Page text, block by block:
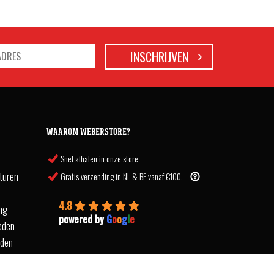
WAAROM WEBERSTORE?
Snel afhalen in onze store
Gratis verzending in NL & BE vanaf €100,-
4.8
powered byGoogle